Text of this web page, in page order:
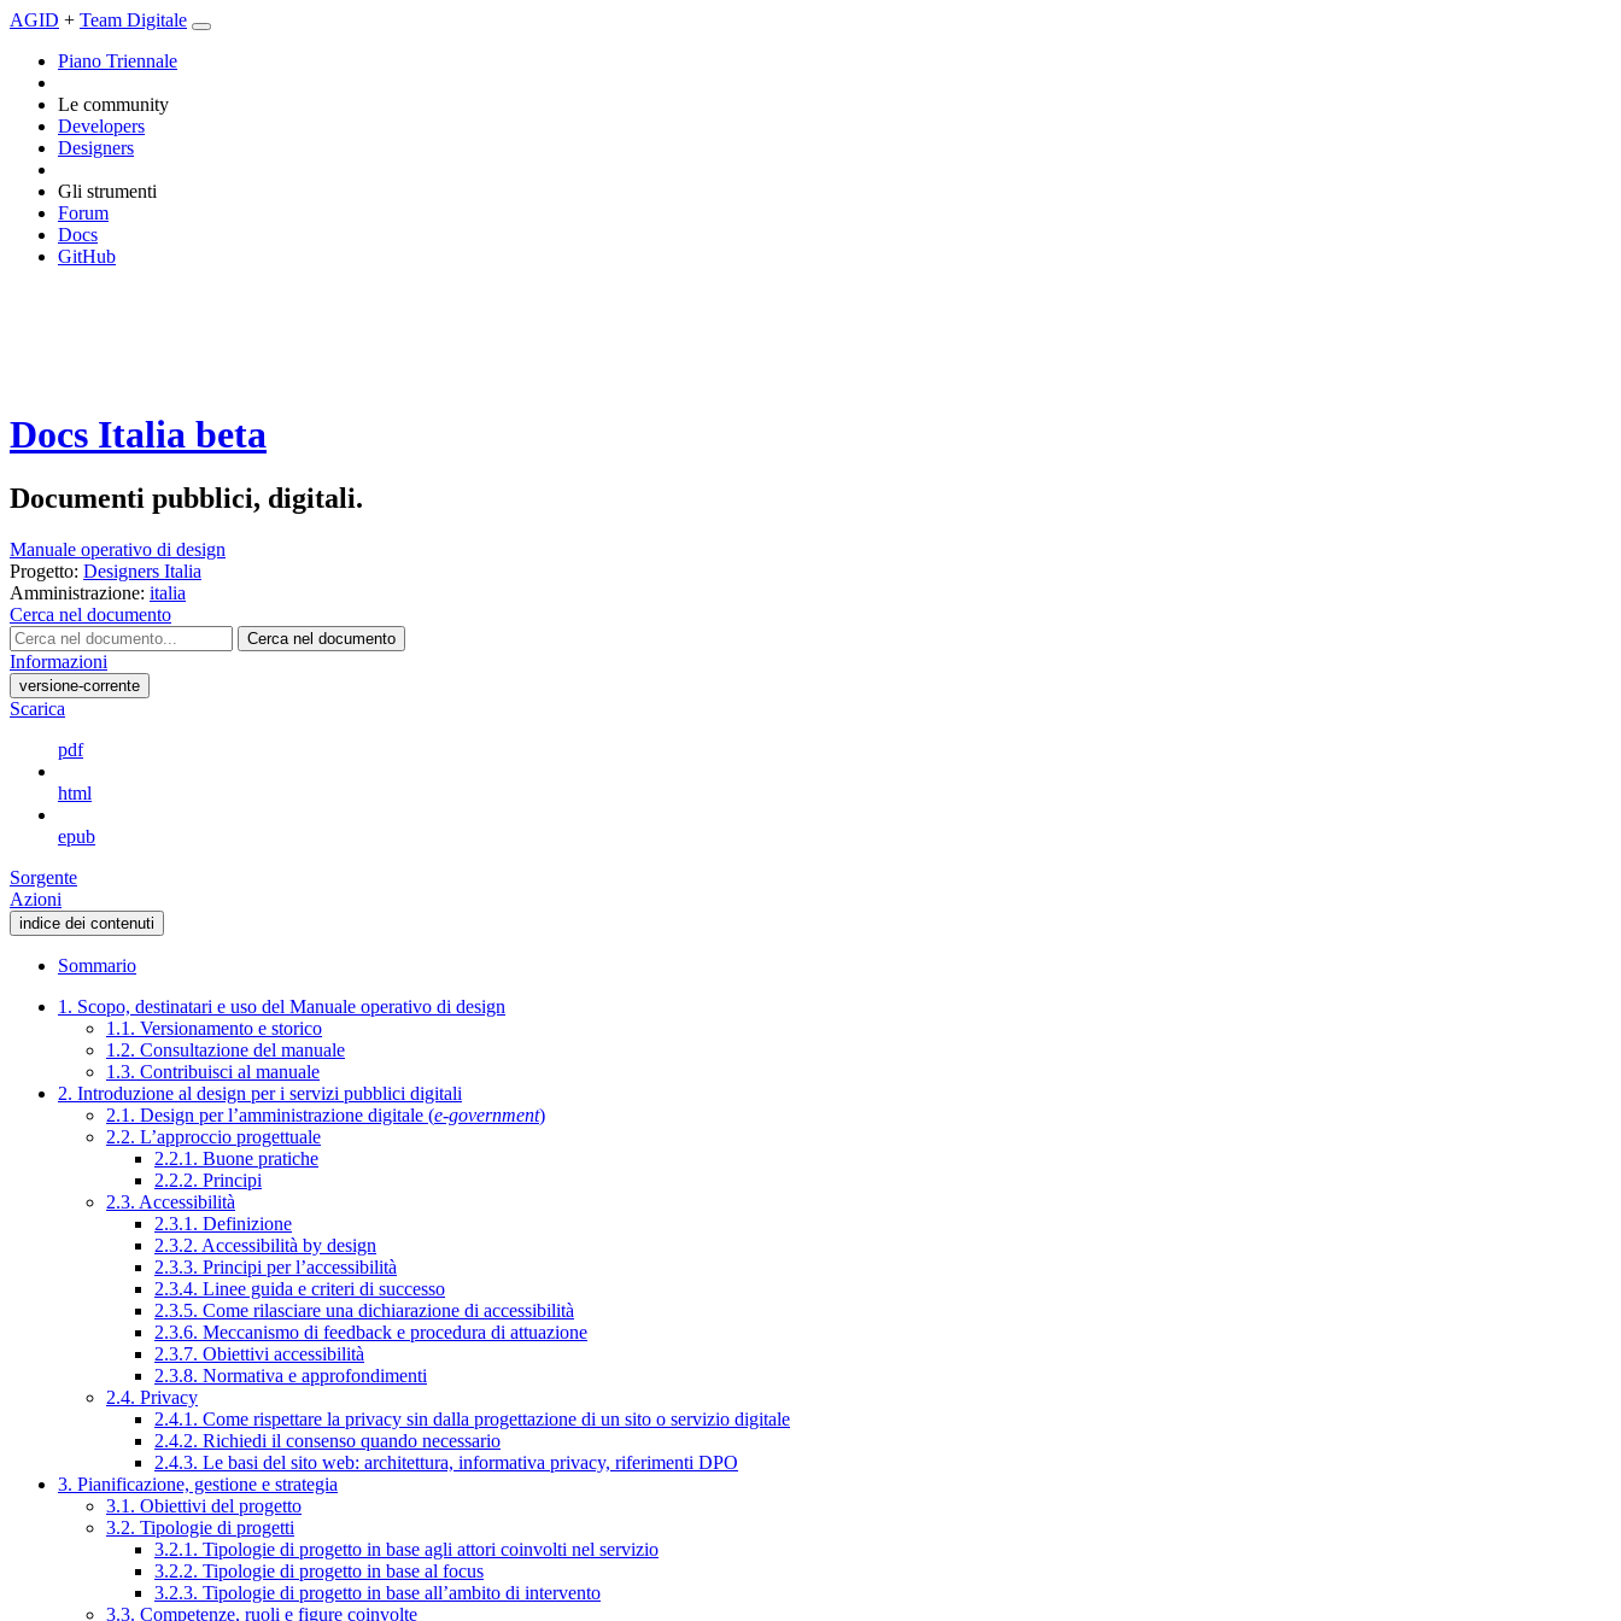
AGID + Team Digitale
Piano Triennale
Le community
Developers
Designers
Gli strumenti
Forum
Docs
GitHub
Docs Italia beta
Documenti pubblici, digitali.
Manuale operativo di design
Progetto: Designers Italia
Amministrazione: italia
Cerca nel documento
Cerca nel documento
Informazioni
versione-corrente
Scarica
pdf
html
epub
Sorgente
Azioni
indice dei contenuti
Sommario
1. Scopo, destinatari e uso del Manuale operativo di design
1.1. Versionamento e storico
1.2. Consultazione del manuale
1.3. Contribuisci al manuale
2. Introduzione al design per i servizi pubblici digitali
2.1. Design per l’amministrazione digitale (e-government)
2.2. L’approccio progettuale
2.2.1. Buone pratiche
2.2.2. Principi
2.3. Accessibilità
2.3.1. Definizione
2.3.2. Accessibilità by design
2.3.3. Principi per l’accessibilità
2.3.4. Linee guida e criteri di successo
2.3.5. Come rilasciare una dichiarazione di accessibilità
2.3.6. Meccanismo di feedback e procedura di attuazione
2.3.7. Obiettivi accessibilità
2.3.8. Normativa e approfondimenti
2.4. Privacy
2.4.1. Come rispettare la privacy sin dalla progettazione di un sito o servizio digitale
2.4.2. Richiedi il consenso quando necessario
2.4.3. Le basi del sito web: architettura, informativa privacy, riferimenti DPO
3. Pianificazione, gestione e strategia
3.1. Obiettivi del progetto
3.2. Tipologie di progetti
3.2.1. Tipologie di progetto in base agli attori coinvolti nel servizio
3.2.2. Tipologie di progetto in base al focus
3.2.3. Tipologie di progetto in base all’ambito di intervento
3.3. Competenze, ruoli e figure coinvolte